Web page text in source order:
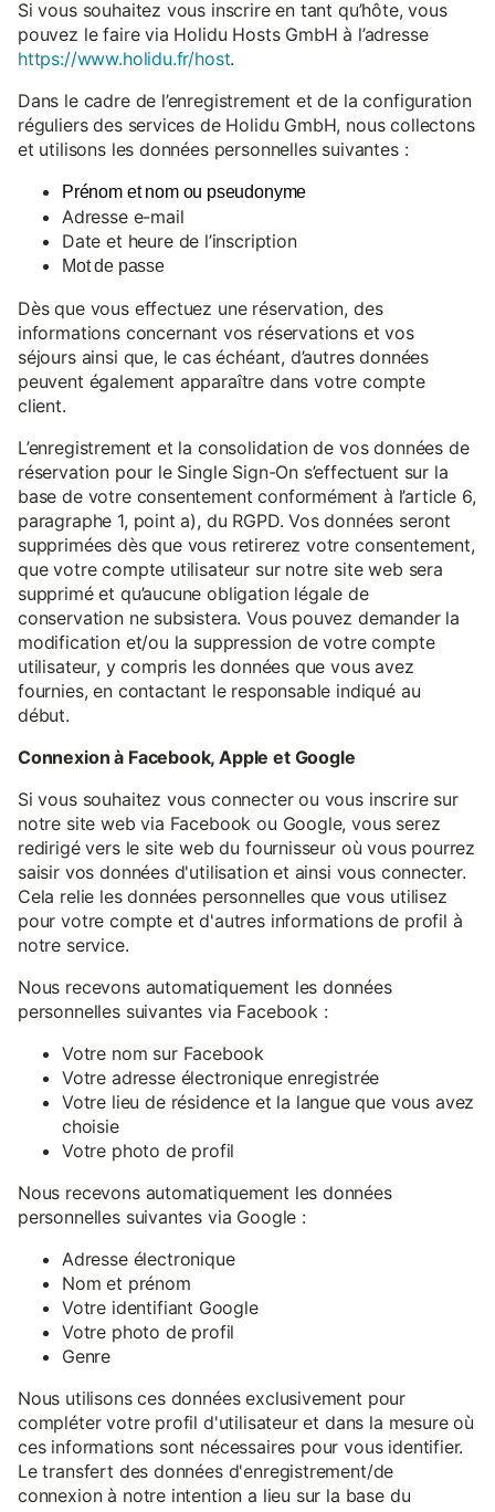
Si vous souhaitez vous inscrire en tant qu’hôte, vous
pouvez le faire via Holidu Hosts GmbH à l’adresse
https://www.holidu.fr/host.
Dans le cadre de l’enregistrement et de la configuration
réguliers des services de Holidu GmbH, nous collectons
et utilisons les données personnelles suivantes :
Prénom et nom ou pseudonyme
Adresse e-mail
Date et heure de l’inscription
Mot de passe
Dès que vous effectuez une réservation, des
informations concernant vos réservations et vos
séjours ainsi que, le cas échéant, d’autres données
peuvent également apparaître dans votre compte
client.
L’enregistrement et la consolidation de vos données de
réservation pour le Single Sign-On s’effectuent sur la
base de votre consentement conformément à l’article 6,
paragraphe 1, point a), du RGPD. Vos données seront
supprimées dès que vous retirerez votre consentement,
que votre compte utilisateur sur notre site web sera
supprimé et qu’aucune obligation légale de
conservation ne subsistera. Vous pouvez demander la
modification et/ou la suppression de votre compte
utilisateur, y compris les données que vous avez
fournies, en contactant le responsable indiqué au
début.
Connexion à Facebook, Apple et Google
Si vous souhaitez vous connecter ou vous inscrire sur
notre site web via Facebook ou Google, vous serez
redirigé vers le site web du fournisseur où vous pourrez
saisir vos données d'utilisation et ainsi vous connecter.
Cela relie les données personnelles que vous utilisez
pour votre compte et d'autres informations de profil à
notre service.
Nous recevons automatiquement les données
personnelles suivantes via Facebook :
Votre nom sur Facebook
Votre adresse électronique enregistrée
Votre lieu de résidence et la langue que vous avez
choisie
Votre photo de profil
Nous recevons automatiquement les données
personnelles suivantes via Google :
Adresse électronique
Nom et prénom
Votre identifiant Google
Votre photo de profil
Genre
Nous utilisons ces données exclusivement pour
compléter votre profil d'utilisateur et dans la mesure où
ces informations sont nécessaires pour vous identifier.
Le transfert des données d'enregistrement/de
connexion à notre intention a lieu sur la base du